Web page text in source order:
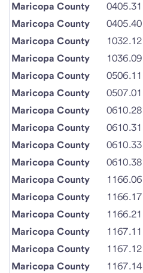
Maricopa County
0405.31
Maricopa County
0405.40
Maricopa County
1032.12
Maricopa County
1036.09
Maricopa County
0506.11
Maricopa County
0507.01
Maricopa County
0610.28
Maricopa County
0610.31
Maricopa County
0610.33
Maricopa County
0610.38
Maricopa County
1166.06
Maricopa County
1166.17
Maricopa County
1166.21
Maricopa County
1167.11
Maricopa County
1167.12
Maricopa County
1167.14